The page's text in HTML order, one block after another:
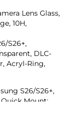
Lens Glass,
10H,
S26+,
DLC-
Acryl-Ring,
S26/S26+,
Quick Mount: